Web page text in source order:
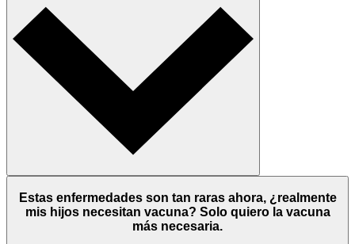
Estas enfermedades son tan raras ahora, ¿realmente
mis hijos necesitan vacuna? Solo quiero la vacuna
más necesaria.